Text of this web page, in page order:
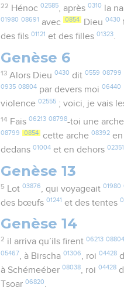
22 Hénoc 02585, après 0310 la
01980 08691 avec 0854 Dieu0430
des fils01121 et des filles01323.
Genèse 6
13 Alors Dieu 0430 dit 0559 08799
0935 08804 par devers moi06440
violence02555 ; voici, je vais
14 Fais 06213 08798-toi une arche
08799 0854 cette arche08392
dedans01004 et en dehors02351
Genèse 13
5 Lot 03876 , qui voyageait 01980
des bœufs01241 et des tentes
Genèse 14
2 il arriva qu’ils firent 06213 08804
05467 , à Birscha01306 , roi04428
à Schémeéber08038, roi04428
Tsoar06820.